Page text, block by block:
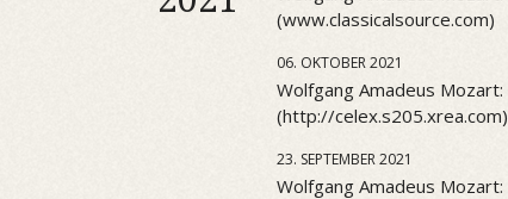
(www.classicalsource.com)
06. OKTOBER 2021
Wolfgang Amadeus
(http://celex.s205.xrea.com)
23. SEPTEMBER 2021
Wolfgang Amadeus